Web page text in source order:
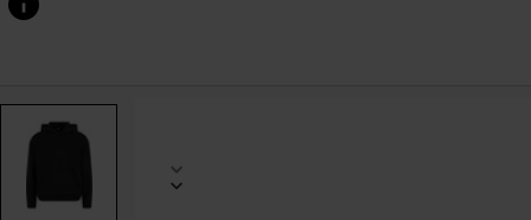
www.emp-
p/ply%C5%A1ov%C3%A1-
570561.html